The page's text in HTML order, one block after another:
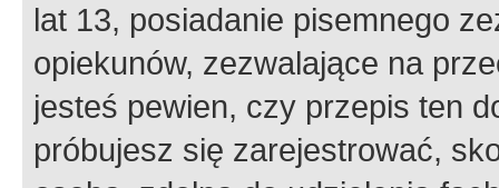
lat 13, posiadanie pisemnego
opiekunów, zezwalające na
jesteś pewien, czy przepis ten
próbujesz się zarejestrować,